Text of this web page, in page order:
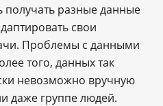
получать разные данные
свои
Проблемы с данными
того, данных так
невозможно вручную
даже группе людей.